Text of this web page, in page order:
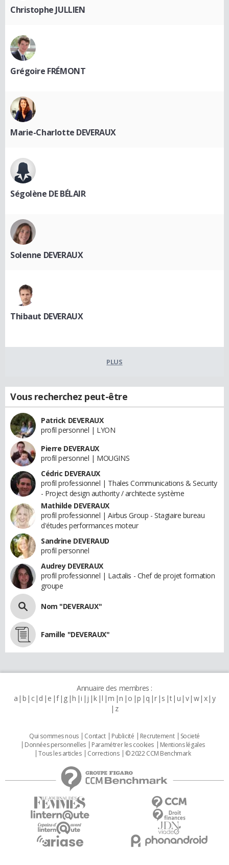
Christophe JULLIEN
Grégoire FRÉMONT
Marie-Charlotte DEVERAUX
Ségolène DE BÉLAIR
Solenne DEVERAUX
Thibaut DEVERAUX
PLUS
Vous recherchez peut-être
Patrick DEVERAUX
profil personnel | LYON
Pierre DEVERAUX
profil personnel | MOUGINS
Cédric DEVERAUX
profil professionnel | Thales Communications & Security
- Project design authority / architecte système
Mathilde DEVERAUX
profil professionnel | Airbus Group - Stagiaire bureau
d'études performances moteur
Sandrine DEVERAUD
profil personnel
Audrey DEVERAUX
profil professionnel | Lactalis - Chef de projet formation
groupe
Nom "DEVERAUX"
Famille "DEVERAUX"
Annuaire des membres :
a b c d e f g h i j k l m n o p q r s t u v w x y
z
Qui sommes nous Contact Publicité Recrutement
Societé
Données personnelles
Paramétrer les cookies
Mentions légales
Tous les articles
Corrections © 2022 CCM Benchmark